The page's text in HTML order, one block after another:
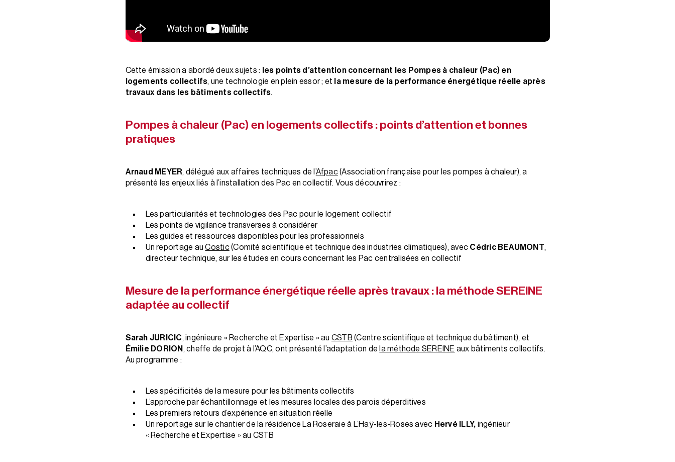
Cette émission a abordé deux sujets :
les points d’attention concernant les Pompes à chaleur (Pac) en
logements collectifs, une technologie en plein essor ; et
la mesure de la performance énergétique réelle après
travaux dans les bâtiments collectifs.
Pompes à chaleur (Pac) en logements collectifs : points d’attention et bonnes
pratiques
Arnaud MEYER, délégué aux affaires techniques de l’Afpac(Association française pour les pompes à chaleur), a
présenté les enjeux liés à l’installation des Pac en collectif. Vous découvrirez :
Les particularités et technologies des Pac pour le logement collectif
Les points de vigilance transverses à considérer
Les guides et ressources disponibles pour les professionnels
Un reportage auCostic(Comité scientifique et technique des industries climatiques), avec Cédric BEAUMONT,
directeur technique, sur les études en cours concernant les Pac centralisées en collectif
Mesure de la performance énergétique réelle après travaux : la méthode SEREINE
adaptée au collectif
Sarah JURICIC, ingénieure « Recherche et Expertise » au CSTB (Centre scientifique et technique du bâtiment), et
Émilie DORION , cheffe de projet à l’AQC, ont présenté l’adaptation de la méthode SEREINE aux bâtiments collectifs.
Au programme :
Les spécificités de la mesure pour les bâtiments collectifs
L’approche par échantillonnage et les mesures locales des parois déperditives
Les premiers retours d’expérience en situation réelle
Un reportage sur le chantier de la résidence La Roseraie à L’Haÿ-les-Roses avec Hervé ILLY, ingénieur
« Recherche et Expertise » au CSTB